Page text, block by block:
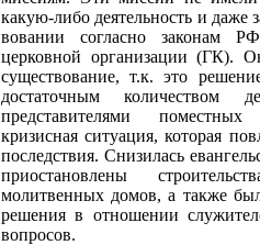
какую-либо деятель­ность и даже
вовании согласно законам
церковной организации (ГК).
сущес­твование, т.к. это
достаточным количеством
представите­лями
кризисная ситуация, которая
последствия. Снизи­лась
приостановлены
молитвенных домов, а также
решения в отношении
вопросов.